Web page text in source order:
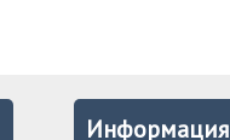
Информация